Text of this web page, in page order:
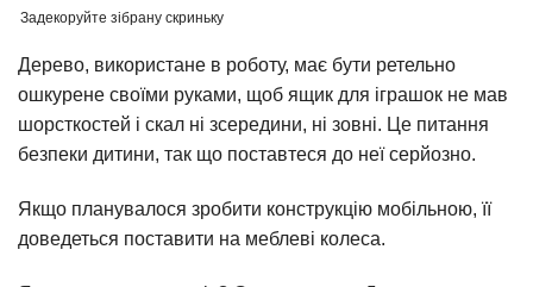
Задекоруйте зібрану скриньку
Дерево, використане в роботу, має бути ретельно
ошкурене своїми руками, щоб ящик для іграшок не мав
шорсткостей і скал ні зсередини, ні зовні. Це питання
безпеки дитини, так що поставтеся до неї серйозно.
Якщо планувалося зробити конструкцію мобільною, її
доведеться поставити на меблеві колеса.